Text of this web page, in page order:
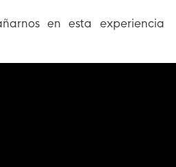
en esta experiencia